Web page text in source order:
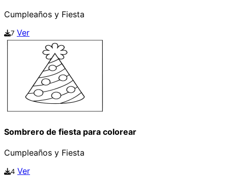
Cumpleaños y Fiesta
7 Ver
Sombrero de fiesta para colorear
Cumpleaños y Fiesta
4 Ver